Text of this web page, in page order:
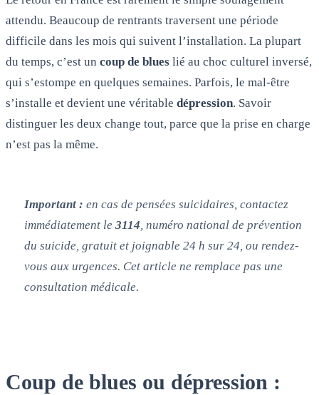
attendu. Beaucoup de rentrants traversent une période
difficile dans les mois qui suivent l’installation. La plupart
du temps, c’est un coup de blues lié au choc culturel inversé,
qui s’estompe en quelques semaines. Parfois, le mal-être
s’installe et devient une véritable dépression. Savoir
distinguer les deux change tout, parce que la prise en charge
n’est pas la même.
Important : en cas de pensées suicidaires, contactez
immédiatement le 3114, numéro national de prévention
du suicide, gratuit et joignable 24 h sur 24, ou rendez-
vous aux urgences. Cet article ne remplace pas une
consultation médicale.
Coup de blues ou dépression :